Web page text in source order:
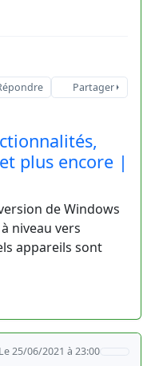
Partager
plus encore |
de Windows
niveau vers
appareils sont
Le 25/06/2021 à 23:00